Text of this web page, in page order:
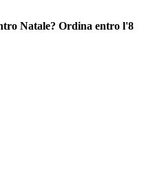
Natale? Ordina entro l'8